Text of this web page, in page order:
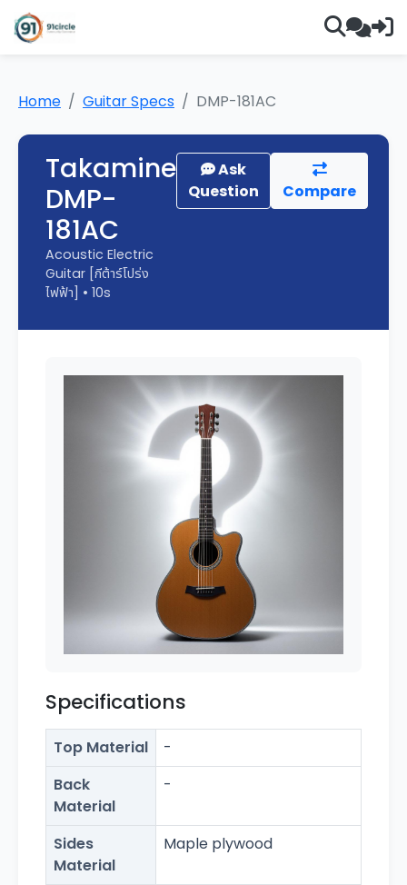
Home Guitar Specs DMP-181AC
Takamine
DMP-
181AC
Acoustic Electric
Guitar [กีต้าร์โปร่ง
ไฟฟ้า] • 10s
Ask
Question
Compare
Specifications
Top Material
-
Back
Material
-
Sides
Material
Maple plywood